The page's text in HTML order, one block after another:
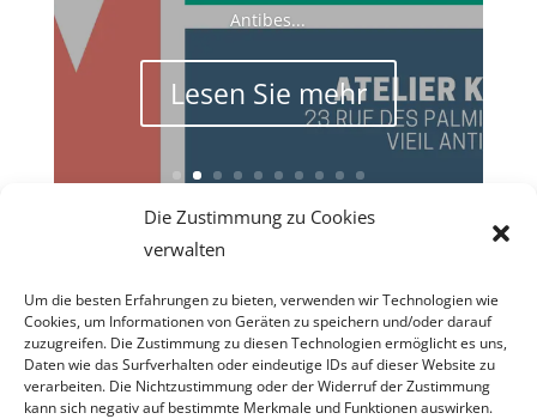
Die Zustimmung zu Cookies
verwalten
Um die besten Erfahrungen zu bieten, verwenden wir Technologien wie
Cookies, um Informationen von Geräten zu speichern und/oder darauf
zuzugreifen. Die Zustimmung zu diesen Technologien ermöglicht es uns,
Daten wie das Surfverhalten oder eindeutige IDs auf dieser Website zu
verarbeiten. Die Nichtzustimmung oder der Widerruf der Zustimmung
kann sich negativ auf bestimmte Merkmale und Funktionen auswirken.
Antibes...
Lesen Sie mehr
Copyright © 2026Pappelini